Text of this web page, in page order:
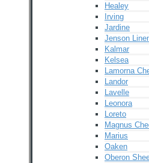
Healey
Irving
Jardine
Jenson
Kalmar
Kelsea
Lamorna
Landor
Lavelle
Leonora
Loreto
Magnus
Marius
Oaken
Oberon